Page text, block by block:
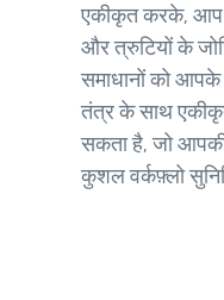
एकीकृत करके,
और त्रुटियों के
समाधानों को आपके
तंत्र के साथ
सकता है, जो
कुशल वर्कफ़्लो